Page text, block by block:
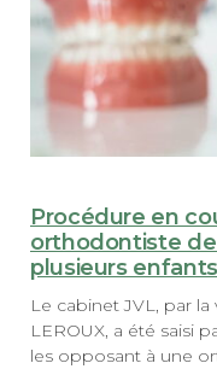
Procédure en
orthodontiste de
plusieurs
Le cabinet JVL, par
LEROUX, a été saisi
les opposant à une